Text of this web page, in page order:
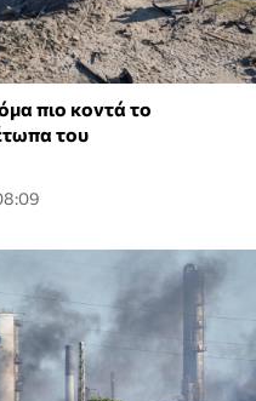
πιο κοντά το
του